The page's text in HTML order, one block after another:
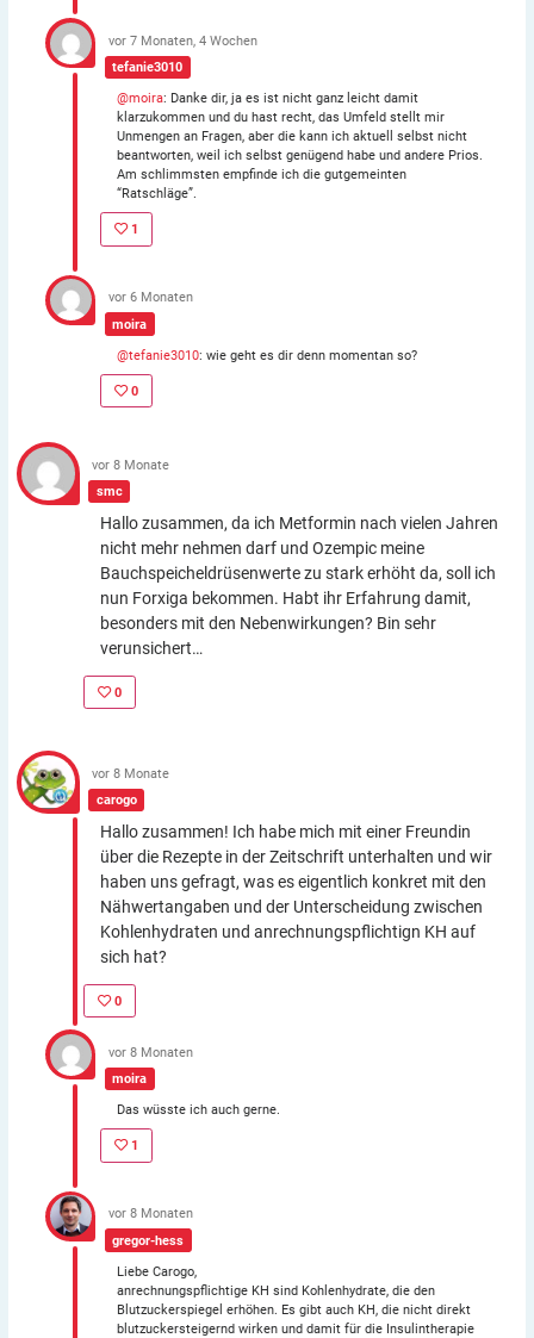
tefanie3010
vor 7 Monaten, 4 Wochen
@moira: Danke dir, ja es ist nicht ganz leicht damit
klarzukommen und du hast recht, das Umfeld stellt mir
Unmengen an Fragen, aber die kann ich aktuell selbst nicht
beantworten, weil ich selbst genügend habe und andere Prios.
Am schlimmsten empfinde ich die gutgemeinten
“Ratschläge”.
1
moira
vor 6 Monaten
@tefanie3010: wie geht es dir denn momentan so?
0
smc
vor 8 Monate
Hallo zusammen, da ich Metformin nach vielen Jahren
nicht mehr nehmen darf und Ozempic meine
Bauchspeicheldrüsenwerte zu stark erhöht da, soll ich
nun Forxiga bekommen. Habt ihr Erfahrung damit,
besonders mit den Nebenwirkungen? Bin sehr
verunsichert…
0
carogo
vor 8 Monate
Hallo zusammen! Ich habe mich mit einer Freundin
über die Rezepte in der Zeitschrift unterhalten und wir
haben uns gefragt, was es eigentlich konkret mit den
Nähwertangaben und der Unterscheidung zwischen
Kohlenhydraten und anrechnungspflichtign KH auf
sich hat?
0
moira
vor 8 Monaten
Das wüsste ich auch gerne.
1
gregor-hess
vor 8 Monaten
Liebe Carogo,
anrechnungspflichtige KH sind Kohlenhydrate, die den
Blutzuckerspiegel erhöhen. Es gibt auch KH, die nicht direkt
blutzuckersteigernd wirken und damit für die Insulintherapie